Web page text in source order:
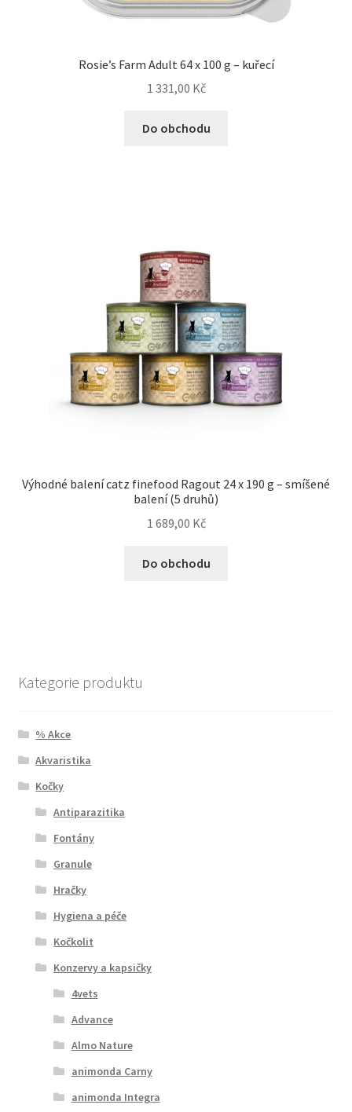
Rosie’s Farm Adult 64 x 100 g – kuřecí
1 331,00 Kč
Do obchodu
Výhodné balení catz finefood Ragout 24 x 190 g – smíšené
balení (5 druhů)
1 689,00 Kč
Do obchodu
Kategorie produktu
% Akce
Akvaristika
Kočky
Antiparazitika
Fontány
Granule
Hračky
Hygiena a péče
Kočkolit
Konzervy a kapsičky
4vets
Advance
Almo Nature
animonda Carny
animonda Integra